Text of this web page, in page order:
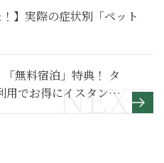
】実際の症状別「ペット
無料宿泊」特典！ タ
用でお得にイスタンブ